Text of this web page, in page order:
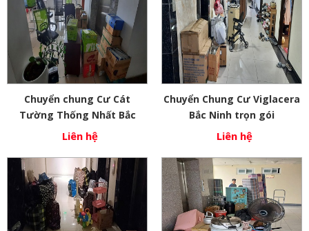
Chuyển chung Cư Cát
Tường Thống Nhất Bắc
Ninh
Liên hệ
Chuyển Chung Cư Viglacera
Bắc Ninh trọn gói
Liên hệ